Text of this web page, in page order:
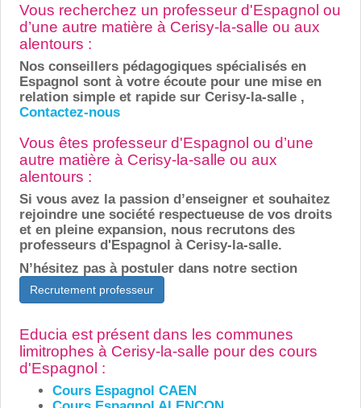
Vous recherchez un professeur d'Espagnol ou
d’une autre matière à Cerisy-la-salle ou aux
alentours :
Nos conseillers pédagogiques spécialisés en
Espagnol sont à votre écoute pour une mise en
relation simple et rapide sur Cerisy-la-salle ,
Contactez-nous
Vous êtes professeur d'Espagnol ou d’une
autre matière à Cerisy-la-salle ou aux
alentours :
Si vous avez la passion d’enseigner et souhaitez
rejoindre une société respectueuse de vos droits
et en pleine expansion, nous recrutons des
professeurs d'Espagnol à Cerisy-la-salle.
N’hésitez pas à postuler dans notre section
Recrutement professeur
Educia est présent dans les communes
limitrophes à Cerisy-la-salle pour des cours
d'Espagnol :
Cours Espagnol CAEN